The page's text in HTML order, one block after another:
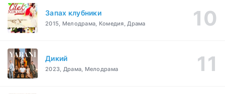
Запах клубники
2015, Мелодрама, Комедия, Драма
Дикий
2023, Драма, Мелодрама